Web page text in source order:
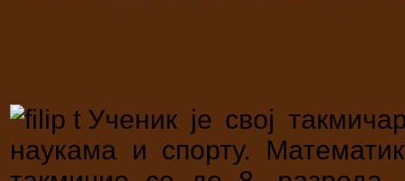
Ученик је свој
наукама и спорту.